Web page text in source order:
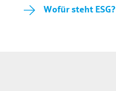
Wofür steht ESG?